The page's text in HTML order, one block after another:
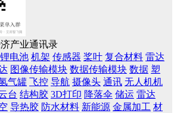
产业通讯录
锂电池 机架 传感器 桨叶 复合材料 雷达
图像传输模块 数据传输模块 数据 塑
气罐 飞控 导航 摄像头 通讯 无人机机
台 结构胶 3D打印 降落伞 储运 雷达
导热胶 防水材料 新能源 金属加工 材